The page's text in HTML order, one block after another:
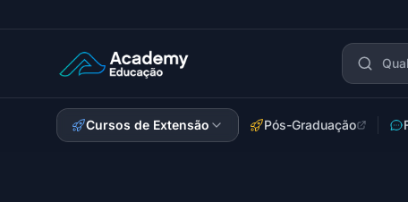
Academy Extensão
Cursos de Extensão Pós-Graduação